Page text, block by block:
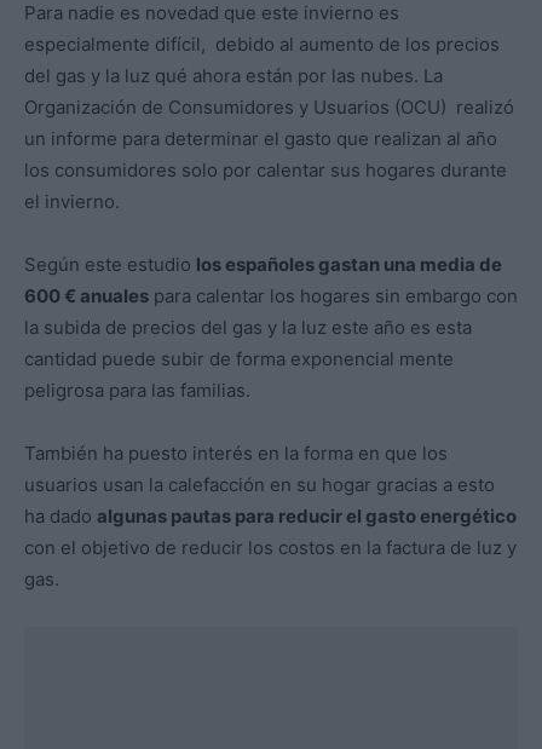
Para nadie es novedad que este invierno es
especialmente difícil, debido al aumento de los precios
del gas y la luz qué ahora están por las nubes. La
Organización de Consumidores y Usuarios (OCU) realizó
un informe para determinar el gasto que realizan al año
los consumidores solo por calentar sus hogares durante
el invierno.
Según este estudio los españoles gastan una media de
600 € anuales para calentar los hogares sin embargo con
la subida de precios del gas y la luz este año es esta
cantidad puede subir de forma exponencial mente
peligrosa para las familias.
También ha puesto interés en la forma en que los
usuarios usan la calefacción en su hogar gracias a esto
ha dado algunas pautas para reducir el gasto energético
con el objetivo de reducir los costos en la factura de luz y
gas.